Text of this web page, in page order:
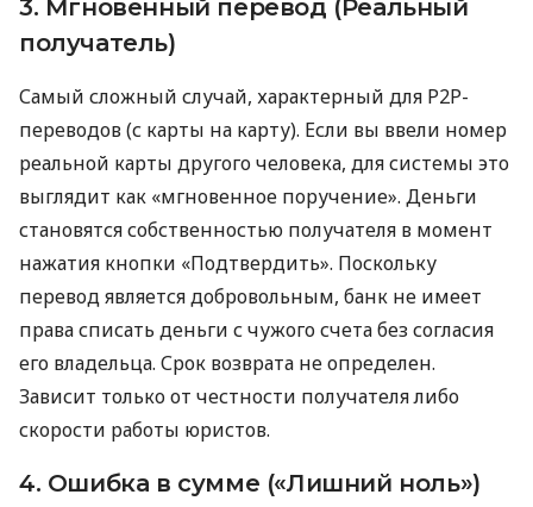
3. Мгновенный перевод (Реальный
получатель)
Самый сложный случай, характерный для P2P-
переводов (с карты на карту). Если вы ввели номер
реальной карты другого человека, для системы это
выглядит как «мгновенное поручение». Деньги
становятся собственностью получателя в момент
нажатия кнопки «Подтвердить». Поскольку
перевод является добровольным, банк не имеет
права списать деньги с чужого счета без согласия
его владельца. Срок возврата не определен.
Зависит только от честности получателя либо
скорости работы юристов.
4. Ошибка в сумме («Лишний ноль»)